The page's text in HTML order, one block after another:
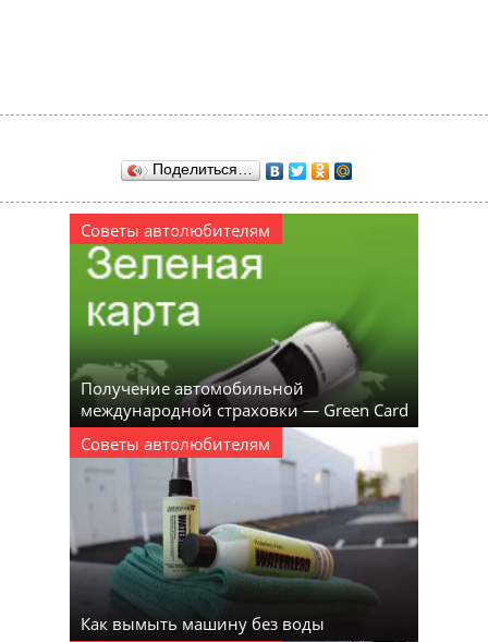
Поделиться…
Советы автолюбителям
Получение автомобильной
международной страховки — Green Card
Советы автолюбителям
Как вымыть машину без воды